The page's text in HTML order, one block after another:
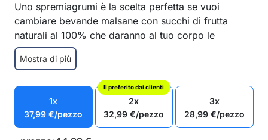
Uno spremiagrumi è la scelta perfetta se vuoi
cambiare bevande malsane con succhi di frutta
naturali al 100% che daranno al tuo corpo le
vitamine e gli altri nutrienti di cui ha bisogno!
Succhi salutari naturali al 100% facili da
Per tutti i tipi di frutta con polpa: anguria,
pompelmo, dragon fruit, mango, uva, mele, ecc.
Consumo completo dell’intero frutto – rimane
solo la buccia
Mostra di più
1x
37,99€/pezzo
Il preferito dai clienti
2x
32,99€/pezzo
3x
28,99€/pezzo